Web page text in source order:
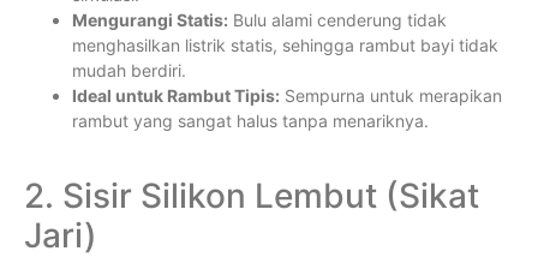
Mengurangi Statis: Bulu alami cenderung tidak
menghasilkan listrik statis, sehingga rambut bayi tidak
mudah berdiri.
Ideal untuk Rambut Tipis: Sempurna untuk merapikan
rambut yang sangat halus tanpa menariknya.
2. Sisir Silikon Lembut (Sikat
Jari)